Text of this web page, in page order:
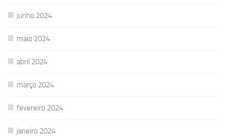
junho 2024
maio 2024
abril 2024
março 2024
fevereiro 2024
janeiro 2024